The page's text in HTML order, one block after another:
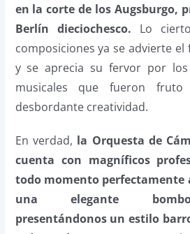
en la corte de los Augsburgo,
Berlín dieciochesco. Lo
composiciones ya se advierte
y se aprecia su fervor por los
musicales que fueron
desbordante creatividad.
En verdad, la Orquesta de
cuenta con magníficos
todo momento perfectamente
una elegante
presentándonos un estilo